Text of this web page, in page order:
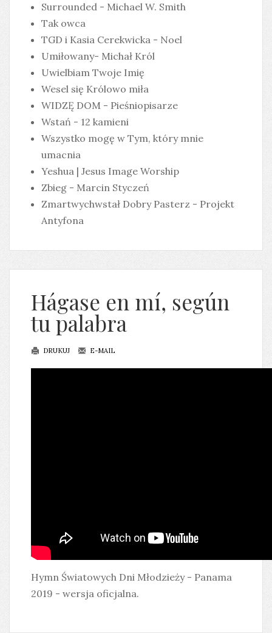
Surrounded - Michael W. Smith
Tak owca
TGD i Kasia Cerekwicka - Noel
Umiłowany- Michał Król
Uwielbiam Twoje Imię
Wesel się Królowo miła
WIDZĘ DOM - Pieśniopisarze
Wstań - 12 kamieni
Wszystko mogę w Tym, który mnie
umacnia
Yeshua | Jesus Image Worship
Zbieg - Marcin Styczeń
Zmartwychwstał Dobry Pasterz - Projekt
Antyfona
Hágase en mí, según
tu palabra
DRUKUJ E-MAIL
Hymn Światowych Dni Młodzieży - Panama
2019 - wersja oficjalna.